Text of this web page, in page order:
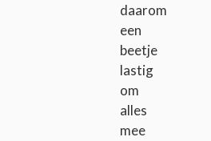
daarom
een
beetje
lastig
om
alles
mee